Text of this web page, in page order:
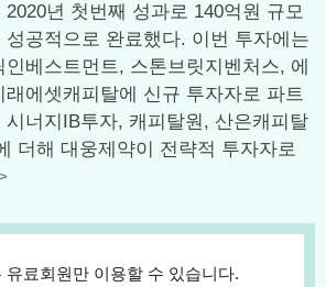
년 첫번째 성과로 140억원 규모
공적으로 완료했다. 이번 투자에는
베스트먼트, 스톤브릿지벤처스, 에
에셋캐피탈에 신규 투자자로 파트
시너지IB투자, 캐피탈원, 산은캐피탈
더해 대웅제약이 전략적 투자자로
유료회원만 이용할 수 있습니다.